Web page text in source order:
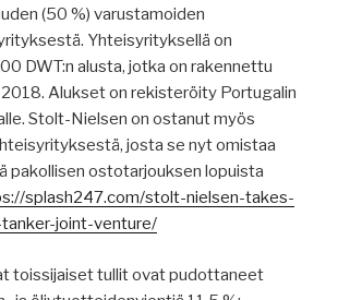
(50 %) varustamoiden
Yhteisyrityksellä on
DWT:n alusta, jotka on rakennettu
Alukset on rekisteröity Portugalin
Stolt-Nielsen on ostanut myös
josta se nyt omistaa
pakollisen ostotarjouksen lopuista
splash247.com/stolt-nielsen-takes-
joint-venture/
toissijaiset tullit ovat pudottaneet